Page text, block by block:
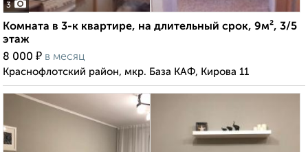
3
Комната в 3-к квартире, на длительный срок, 9м², 3/5
этаж
8 000 ₽ в месяц
Краснофлотский район, мкр. База КАФ, Кирова 11